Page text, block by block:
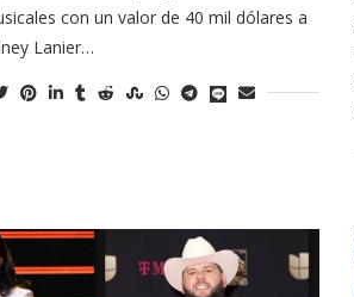
con un valor de 40 mil dólares a
Lanier…